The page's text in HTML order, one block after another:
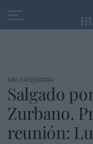
SIN CATEGORÍA
Salgado
Zurbano.
reunión: